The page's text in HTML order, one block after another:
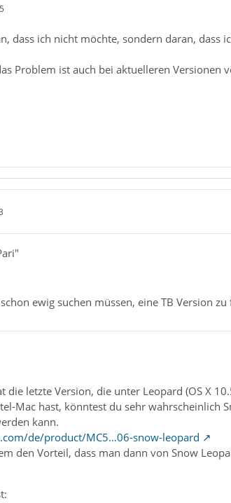
dass ich nicht möchte, sondern daran,
Problem ist auch bei aktuelleren Versionen
ewig suchen müssen, eine TB Version
die letzte Version, die unter Leopard (OS X
Mac hast, könntest du sehr wahrscheinlich
kann.
de/product/MC5…06-snow-leopard
den Vorteil, dass man dann von Snow